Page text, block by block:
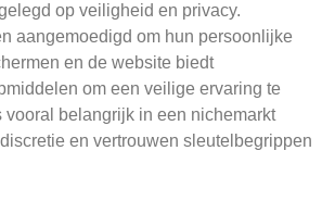
op veiligheid en privacy.
aangemoedigd om hun persoonlijke
en de website biedt
om een veilige ervaring te
vooral belangrijk in een nichemarkt
en vertrouwen sleutelbegrippen